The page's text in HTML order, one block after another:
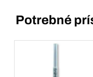
Potrebné